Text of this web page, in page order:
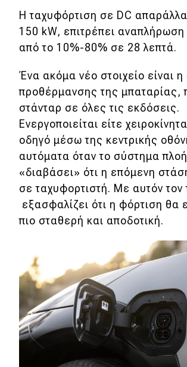
Η ταχυφόρτιση σε DC
150 kW, επιτρέπει αναπλήρωση
από το 10%-80% σε 28 λεπτά.
Ένα ακόμα νέο στοιχείο είναι η
προθέρμανσης της μπαταρίας,
στάνταρ σε όλες τις εκδόσεις.
Ενεργοποιείται είτε
οδηγό μέσω της κεντρικής
αυτόματα όταν το σύστημα
«διαβάσει» ότι η επόμενη
σε ταχυφορτιστή. Με αυτόν τον
εξασφαλίζει ότι η φόρτιση θα
πιο σταθερή και αποδοτική.